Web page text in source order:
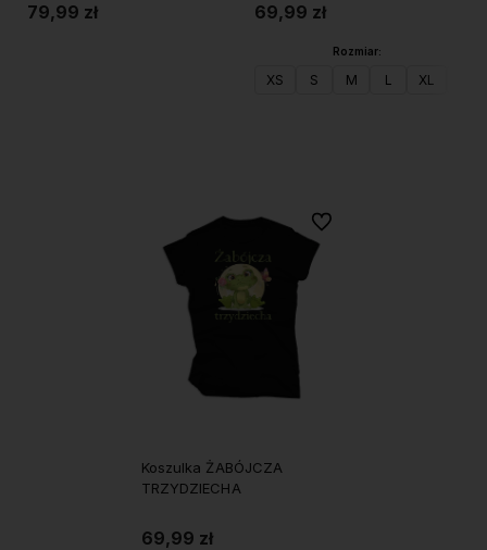
79,99 zł 69,99 zł
Rozmiar:
XS S M L XL
Koszulka ŻABÓJCZA
TRZYDZIECHA
69,99 zł
Do ulubionych